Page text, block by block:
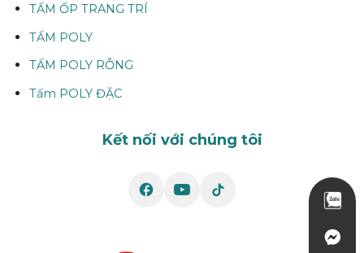
TẤM ỐP TRANG TRÍ
TẤM POLY
TẤM POLY RỖNG
Tấm POLY ĐẶC
Kết nối với chúng tôi